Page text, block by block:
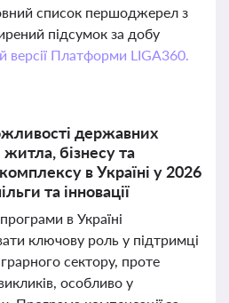
список першоджерел з
підсумок за добу
версії Платформи LIGA360.
державних
бізнесу та
в Україні у 2026
та інновації
в Україні
ключову роль у підтримці
сектору, проте
особливо у